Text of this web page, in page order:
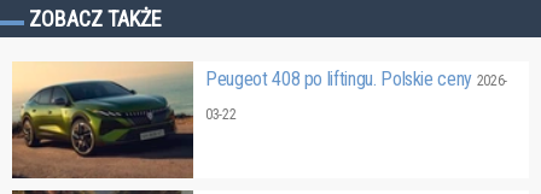
ZOBACZ TAKŻE
Peugeot 408 po liftingu. Polskie ceny 2026-
03-22